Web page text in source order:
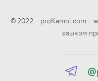
© 2022 – proKamni.com –
языком